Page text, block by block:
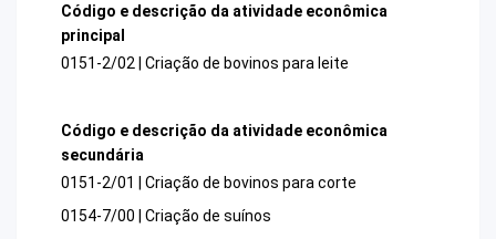
Código e descrição da atividade econômica
principal
0151-2/02 | Criação de bovinos para leite
Código e descrição da atividade econômica
secundária
0151-2/01 | Criação de bovinos para corte
0154-7/00 | Criação de suínos